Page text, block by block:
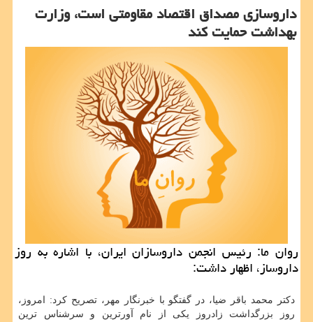
داروسازی مصداق اقتصاد مقاومتی است، وزارت
بهداشت حمایت كند
روان ما: رئیس انجمن داروسازان ایران، با اشاره به روز
داروساز، اظهار داشت:
دكتر محمد باقر ضیا، در گفتگو با خبرنگار مهر، تصریح كرد: امروز،
روز بزرگداشت زادروز یكی از نام آورترین و سرشناس ترین